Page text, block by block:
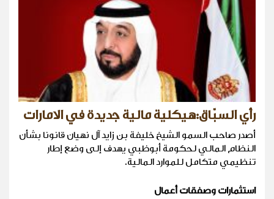
رأي السبّاق:هيكلية مالية جديدة في الامارات
أصدر صاحب السمو الشيخ خليفة بن زايد آل نهيان قانونا بشأن
النظام المالي لحكومة أبوظبي يهدف إلى وضع إطار
تنظيمي متكامل للموارد المالية.
استثمارات وصفقات أعمال